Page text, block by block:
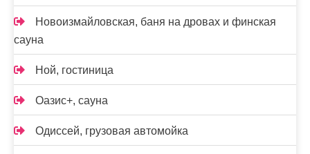
Новоизмайловская, баня на дровах и финская
сауна
Ной, гостиница
Оазис+, сауна
Одиссей, грузовая автомойка